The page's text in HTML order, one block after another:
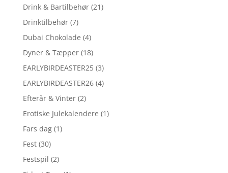
Drink & Bartilbehør (21)
Drinktilbehør (7)
Dubai Chokolade (4)
Dyner & Tæpper (18)
EARLYBIRDEASTER25 (3)
EARLYBIRDEASTER26 (4)
Efterår & Vinter (2)
Erotiske Julekalendere (1)
Fars dag (1)
Fest (30)
Festspil (2)